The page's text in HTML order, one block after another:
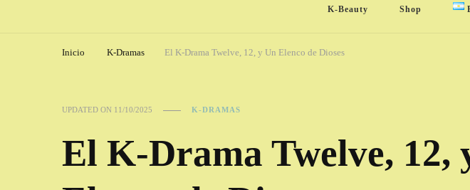
K-Beauty Shop
Inicio K-Dramas El K-Drama Twelve, 12, y Un Elenco de Dioses
UPDATED ON 11/10/2025 K-DRAMAS
El K-Drama Twelve, 12,